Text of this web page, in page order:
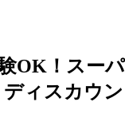
OK！スーパ
ィスカウン